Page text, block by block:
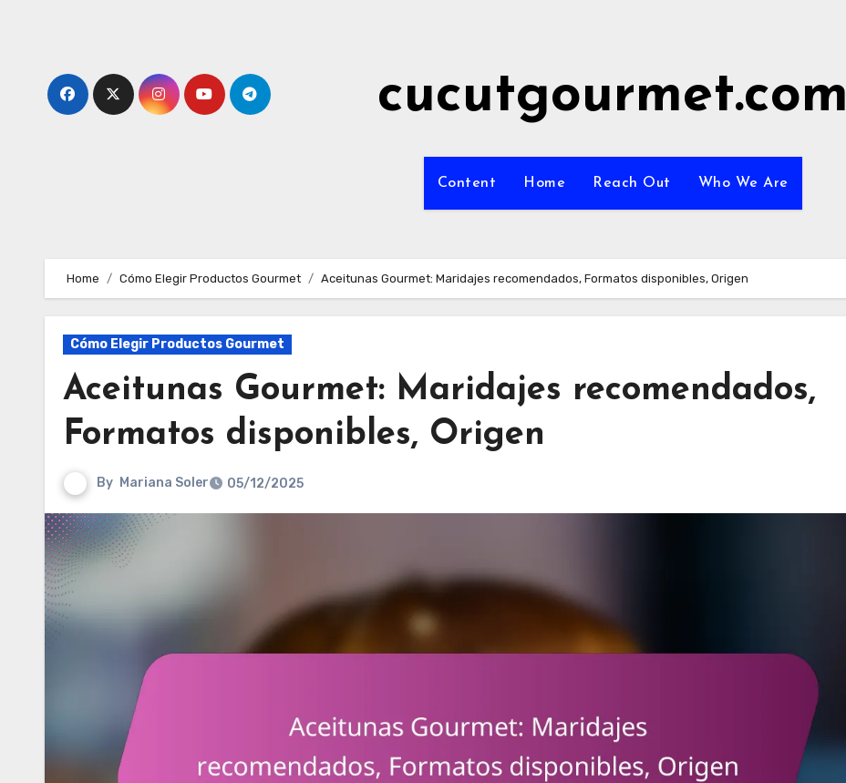
cucutgourmet.com
Content Home Reach Out Who We Are
Home Cómo Elegir Productos Gourmet Aceitunas Gourmet: Maridajes recomendados, Formatos disponibles, Origen
Cómo Elegir Productos Gourmet
Aceitunas Gourmet: Maridajes recomendados,
Formatos disponibles, Origen
By Mariana Soler 05/12/2025